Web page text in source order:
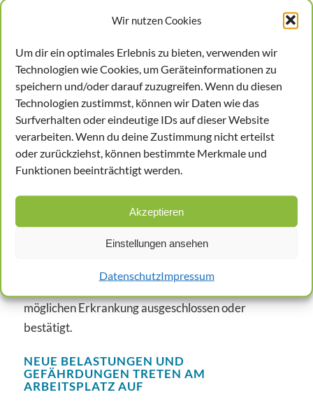
Wir nutzen Cookies
Um dir ein optimales Erlebnis zu bieten, verwenden wir
Technologien wie Cookies, um Geräteinformationen zu
speichern und/oder darauf zuzugreifen. Wenn du diesen
Technologien zustimmst, können wir Daten wie das
Surfverhalten oder eindeutige IDs auf dieser Website
verarbeiten. Wenn du deine Zustimmung nicht erteilst
oder zurückziehst, können bestimmte Merkmale und
Funktionen beeinträchtigt werden.
Akzeptieren
Einstellungen ansehen
DatenschutzImpressum
hergestellt. An diesem traditionsreichen Standort
Pharma- und Biotechnologie niedergelassen. Auch
Zulieferbetriebe aus der Umgebung von Dessau-
Roßlau profitieren von dem wachsenden Markt. In
vielen dieser Unternehmen sind Angestellte häufig
giftigen Substanzen ausgesetzt. Die
arbeitsmedizinische Vorsorgeuntersuchung G27
kommt überall dort zum Einsatz, wo Beschäftigte
untersucht, ob die Schutzkleidung angemessen ist
und ob die Substanzen in die Atemwege gelangen
können. Auch werden im Biomonitoring Urin- und
möglichen Erkrankung ausgeschlossen oder
bestätigt.
NEUE BELASTUNGEN UND
GEFÄHRDUNGEN TRETEN AM
ARBEITSPLATZ AUF